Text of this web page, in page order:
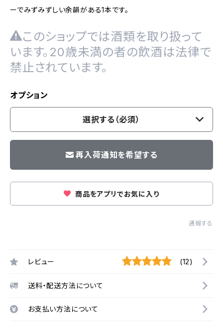
ーでみずみずしい余韻がある1本です。
このショップでは酒類を取り扱って
います。20歳未満の者の飲酒は法律で
禁止されています。
オプション
選択する（必須）
再入荷通知を希望する
商品をアプリでお気に入り
通報する
レビュー (12)
送料・配送方法について
お支払い方法について